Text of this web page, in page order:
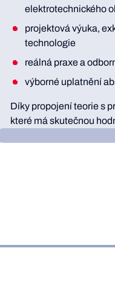
elektrotechnického
projektová výuka,
technologie
reálná praxe a
výborné uplatnění
Díky propojení teorie s
které má skutečnou